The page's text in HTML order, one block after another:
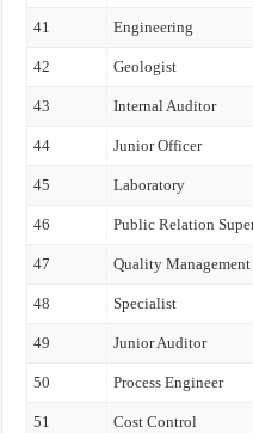
41 Engineering
42 Geologist
43 Internal Auditor
44 Junior Officer
45 Laboratory
46 Public Relation
47 Quality
48 Specialist
49 Junior Auditor
50 Process Engineer
51 Cost Control